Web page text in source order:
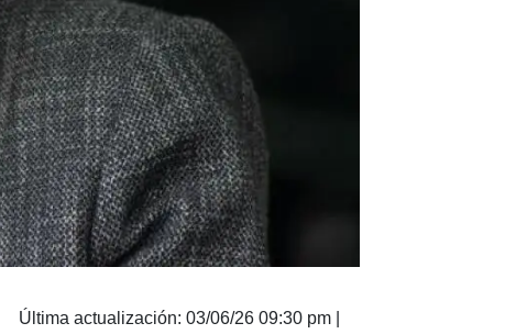
Última actualización: 03/06/26 09:30 pm